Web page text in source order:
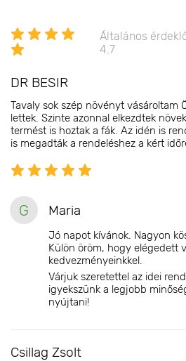
Általános
4.7
DR BESIR
Tavaly sok szép növényt vásároltam
lettek. Szinte azonnal elkezdtek
termést is hoztak a fák. Az idén is
is megadták a rendeléshez a kért
G Maria
Jó napot kívánok. Nagyon
Külön öröm, hogy elégedett
kedvezményeinkkel.
Várjuk szeretettel az idei
igyekszünk a legjobb
nyújtani!
Csillag Zsolt